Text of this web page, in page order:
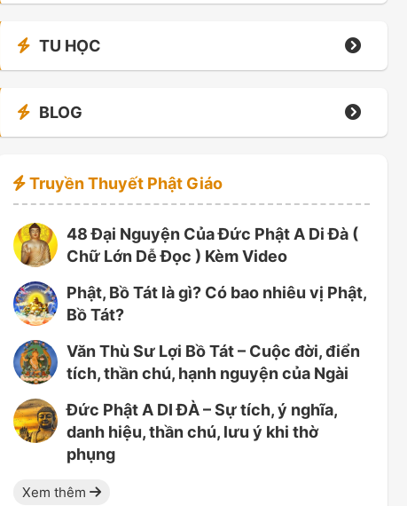
TU HỌC
BLOG
Truyền Thuyết Phật Giáo
48 Đại Nguyện Của Đức Phật A Di Đà (
Chữ Lớn Dễ Đọc ) Kèm Video
Phật, Bồ Tát là gì? Có bao nhiêu vị Phật,
Bồ Tát?
Văn Thù Sư Lợi Bồ Tát – Cuộc đời, điển
tích, thần chú, hạnh nguyện của Ngài
Đức Phật A DI ĐÀ – Sự tích, ý nghĩa,
danh hiệu, thần chú, lưu ý khi thờ
phụng
Xem thêm